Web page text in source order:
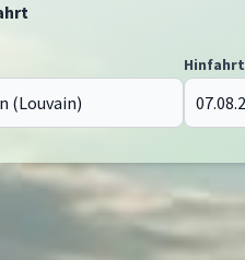
Hinfahrt